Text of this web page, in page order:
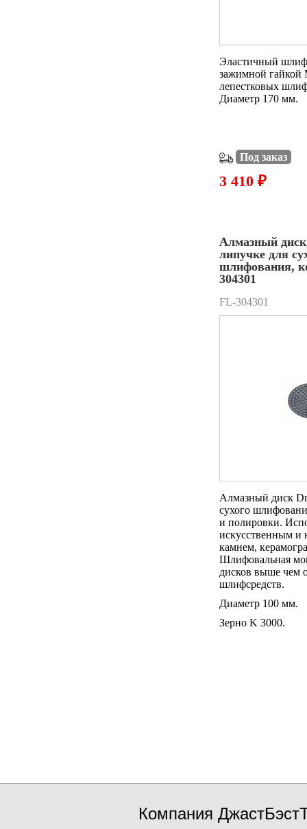
Эластичный
зажимной гайкой
лепестковых
Диаметр 170 мм.
Под заказ
3 410 ₽
Алмазный
липучке для
шлифования,
304301
FL-304301
Алмазный диск
сухого
и полировки.
искусственным и
камнем,
Шлифовальная
дисков выше чем
шлифсредств.
Диаметр 100 мм.
Зерно K 3000.
Компания